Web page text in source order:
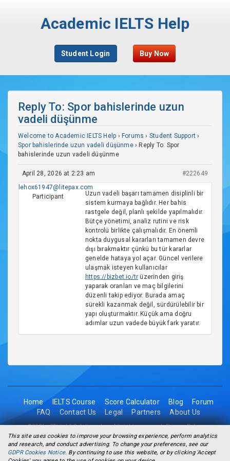
This site uses cookies to improve your browsing experience, perform analytics
and research, and conduct advertising. To change your preferences, see our
GDPR Cookies Notice. By continuing to use this website, or by clicking 'Accept
Academic IELTS Help
Student Login Buy Now
Reply To: Spor bahislerinde uzun
vadeli düşünme
Welcome to Academic IELTS Help › Forums › Student Support ›
Spor bahislerinde uzun vadeli düşünme › Reply To: Spor
bahislerinde uzun vadeli düşünme
April 28, 2026 at 2:23 am
#222649
lehox61947@litepax.com
Participant
Uzun vadeli başarı tamamen disiplinli bir
sistem kurmaya bağlıdır. Her bahis
rastgele değil, planlı şekilde yapılmalıdır.
Bütçe yönetimi, analiz rutini ve risk
kontrolü birlikte çalışmalıdır. En önemli
nokta duygusal kararları tamamen devre
dışı bırakmaktır çünkü bu tür kararlar
genelde hataya yol açar. Güncel verilere
ulaşmak isteyen kullanıcılar
https://bizbet.io/tr üzerinden giriş
yaparak oranları ve maç bilgilerini
düzenli takip ediyor. Burada amaç
sürekli kazanmak değil, sürdürülebilir bir
yapı oluşturmaktır. Küçük ama doğru
adımlar uzun vadede büyük fark yaratır.
Home IELTS Course Score Calculator Blog
Forum
FAQ
Contact Us Legal Partners About Us
©2026 - 2Think1 Solutions Inc. All rights reserved.Privacy Policy